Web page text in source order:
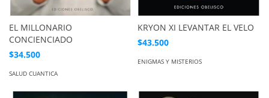
EL MILLONARIO
CONCIENCIADO
$34.500
SALUD CUANTICA
KRYON XI LEVANTAR EL VELO
$43.500
ENIGMAS Y MISTERIOS